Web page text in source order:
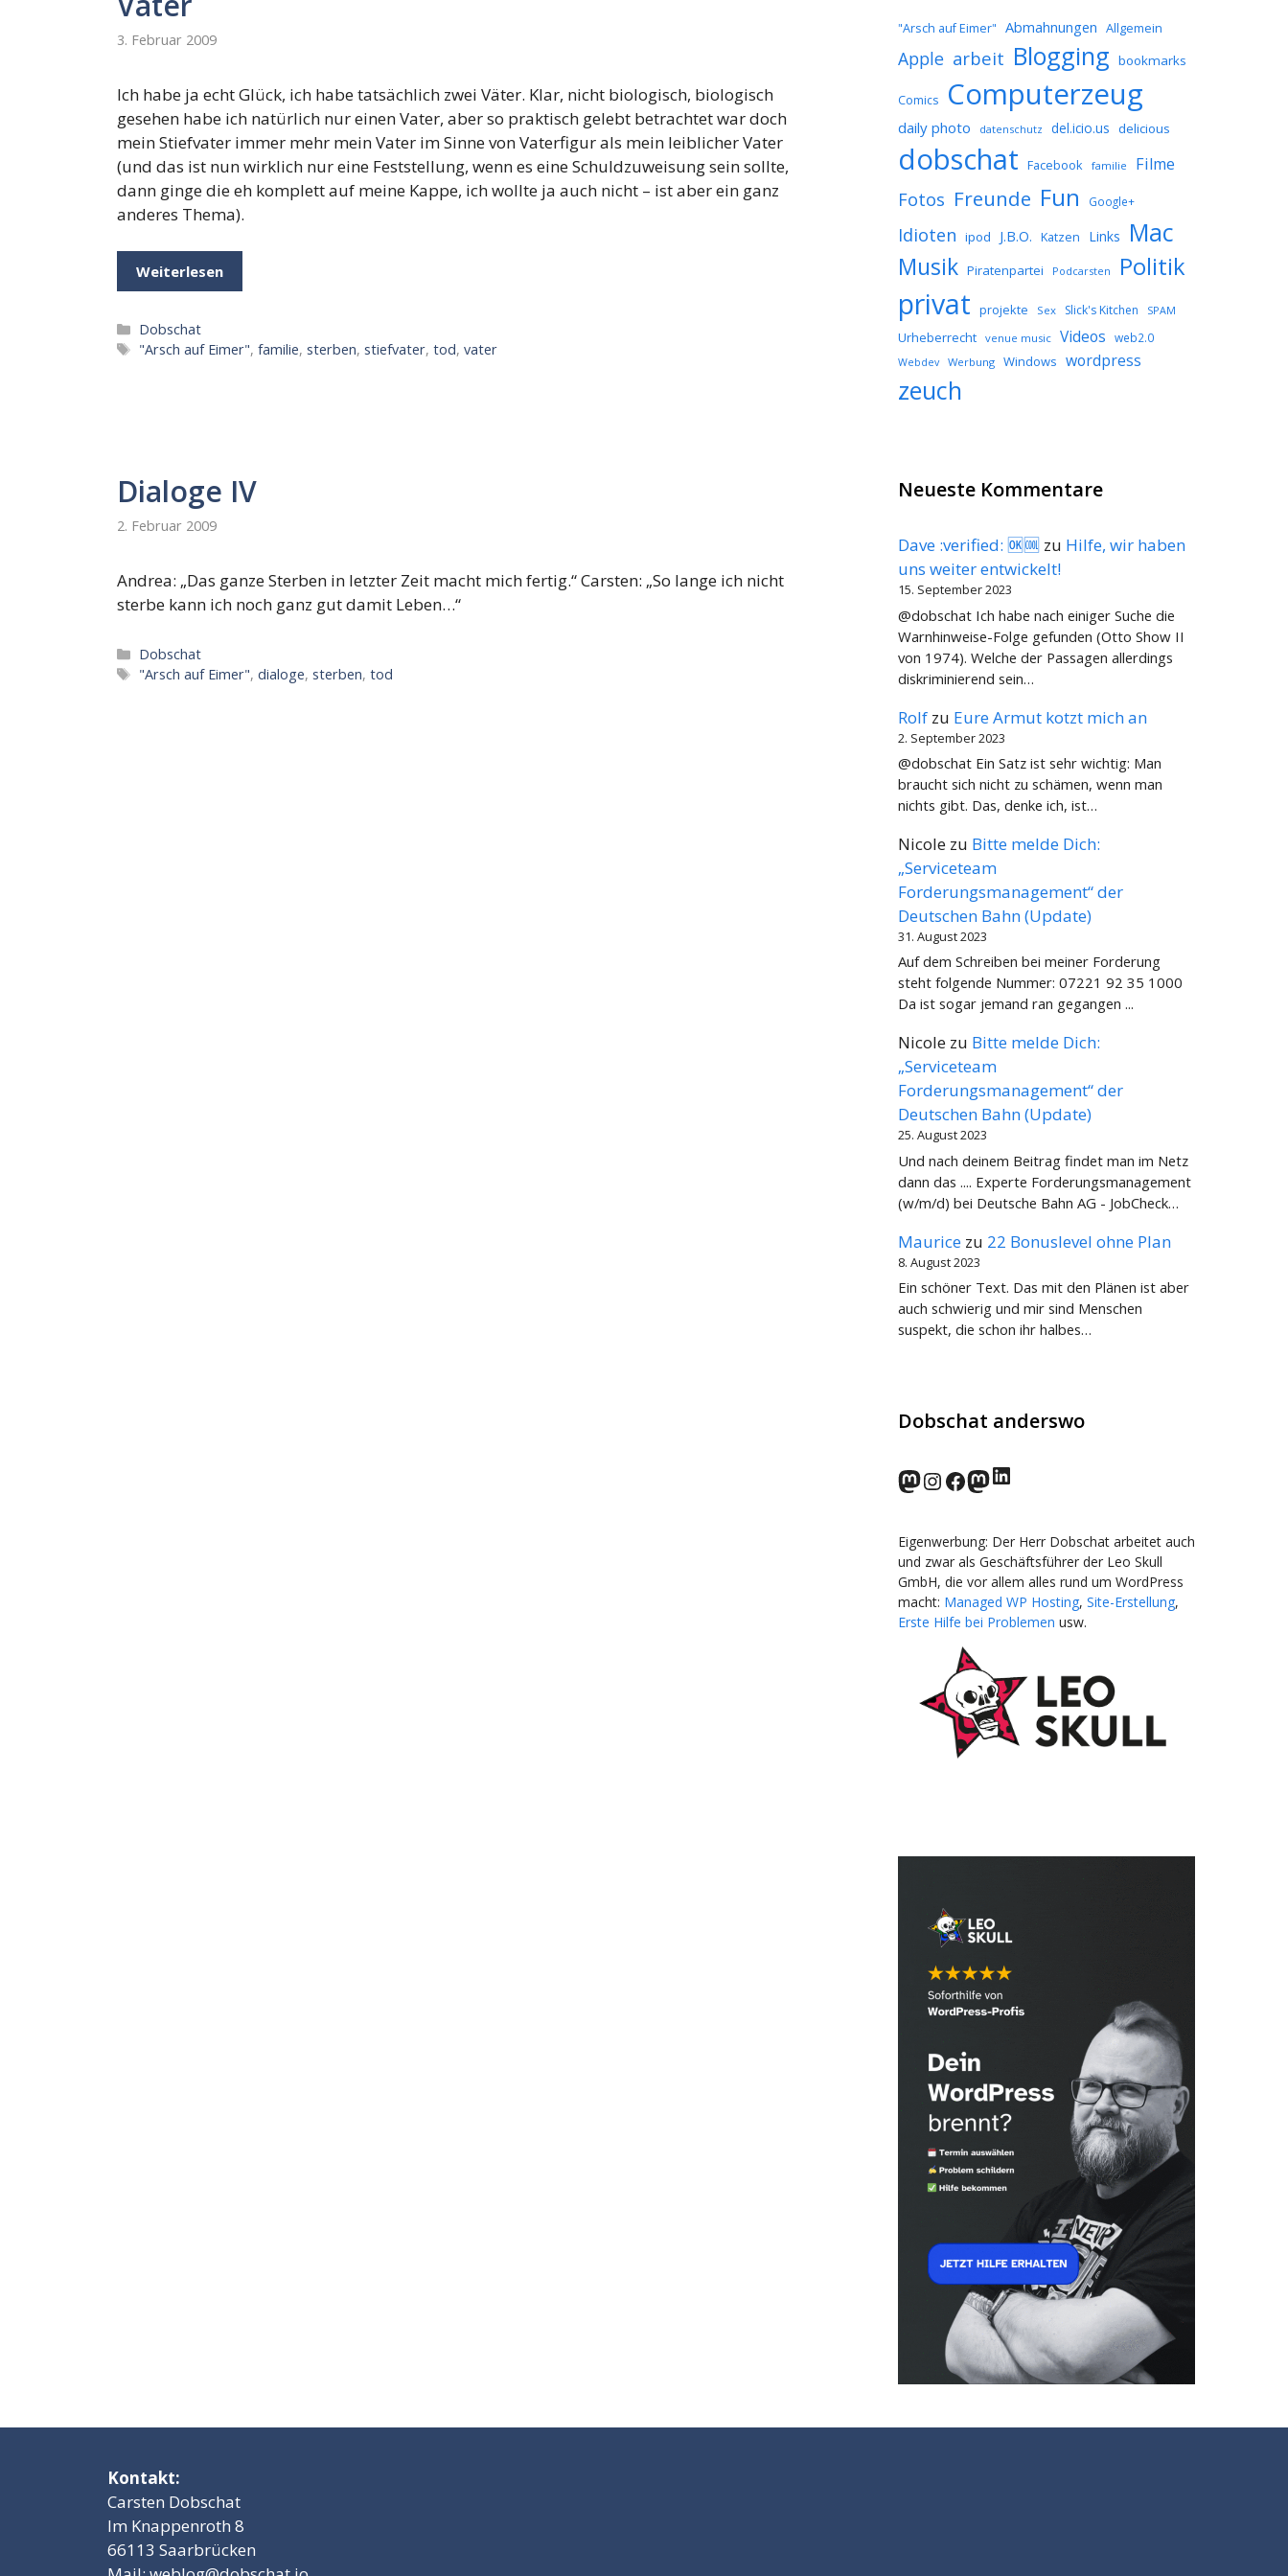
3. Februar 2009
Ich habe ja echt Glück, ich habe tatsächlich zwei Väter. Klar, nicht biologisch, biologisch
gesehen habe ich natürlich nur einen Vater, aber so praktisch gelebt betrachtet war doch
mein Stiefvater immer mehr mein Vater im Sinne von Vaterfigur als mein leiblicher Vater
(und das ist nun wirklich nur eine Feststellung, wenn es eine Schuldzuweisung sein sollte,
dann ginge die eh komplett auf meine Kappe, ich wollte ja auch nicht – ist aber ein ganz
anderes Thema).
Weiterlesen
Kategorien
Dobschat
Schlagwörter
"Arsch auf Eimer",familie,sterben,stiefvater,tod,vater
Dialoge IV
2. Februar 2009
Andrea: „Das ganze Sterben in letzter Zeit macht mich fertig.“ Carsten: „So lange ich nicht
sterbe kann ich noch ganz gut damit Leben…“
Kategorien
Dobschat
Schlagwörter
"Arsch auf Eimer",dialoge,sterben,tod
"Arsch auf Eimer" Abmahnungen Allgemein
Apple arbeit Blogging bookmarks
Comics Computerzeug
daily photo datenschutz del.icio.us delicious
dobschat Facebook familie Filme
Fotos Freunde Fun Google+
Idioten ipod J.B.O. Katzen Links Mac
Musik Piratenpartei Podcarsten Politik
privat projekte Sex Slick's Kitchen SPAM
Urheberrecht venue music Videos web2.0
Webdev Werbung Windows wordpress
zeuch
Neueste Kommentare
Dave :verified: 🆗🆒 zu Hilfe, wir haben
uns weiter entwickelt!
15. September 2023
@dobschat Ich habe nach einiger Suche die
Warnhinweise-Folge gefunden (Otto Show II
von 1974). Welche der Passagen allerdings
diskriminierend sein…
Rolf zu Eure Armut kotzt mich an
2. September 2023
@dobschat Ein Satz ist sehr wichtig: Man
braucht sich nicht zu schämen, wenn man
nichts gibt. Das, denke ich, ist…
Nicole zu Bitte melde Dich:
„Serviceteam
Forderungsmanagement“ der
Deutschen Bahn (Update)
31. August 2023
Auf dem Schreiben bei meiner Forderung
steht folgende Nummer: 07221 92 35 1000
Da ist sogar jemand ran gegangen ...
Nicole zu Bitte melde Dich:
„Serviceteam
Forderungsmanagement“ der
Deutschen Bahn (Update)
25. August 2023
Und nach deinem Beitrag findet man im Netz
dann das .... Experte Forderungsmanagement
(w/m/d) bei Deutsche Bahn AG - JobCheck…
Maurice zu 22 Bonuslevel ohne Plan
8. August 2023
Ein schöner Text. Das mit den Plänen ist aber
auch schwierig und mir sind Menschen
suspekt, die schon ihr halbes…
Dobschat anderswo
norden.social
Instagram
Facebook
wp-punks.social
LinkedIn
Eigenwerbung: Der Herr Dobschat arbeitet auch
und zwar als Geschäftsführer der Leo Skull
GmbH, die vor allem alles rund um WordPress
macht: Managed WP Hosting, Site-Erstellung,
Erste Hilfe bei Problemen usw.
Kontakt:
Carsten Dobschat
Im Knappenroth 8
66113 Saarbrücken